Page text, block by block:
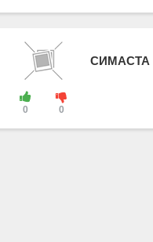
0 0
СИМАСТА